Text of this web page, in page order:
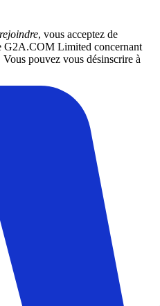
, vous acceptez de
G2A.COM Limited concernant
pouvez vous désinscrire à